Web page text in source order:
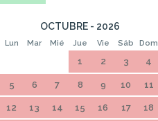
OCTUBRE - 2026
Lun Mar Mié Jue Vie Sáb Dom
1 2 3 4
5 6 7 8 9 10 11
12 13 14 15 16 17 18